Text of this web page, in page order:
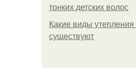
тонких детских волос
Какие виды утепления
существуют